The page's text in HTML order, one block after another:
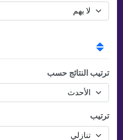
ترتيب النتائج حسب
ترتيب